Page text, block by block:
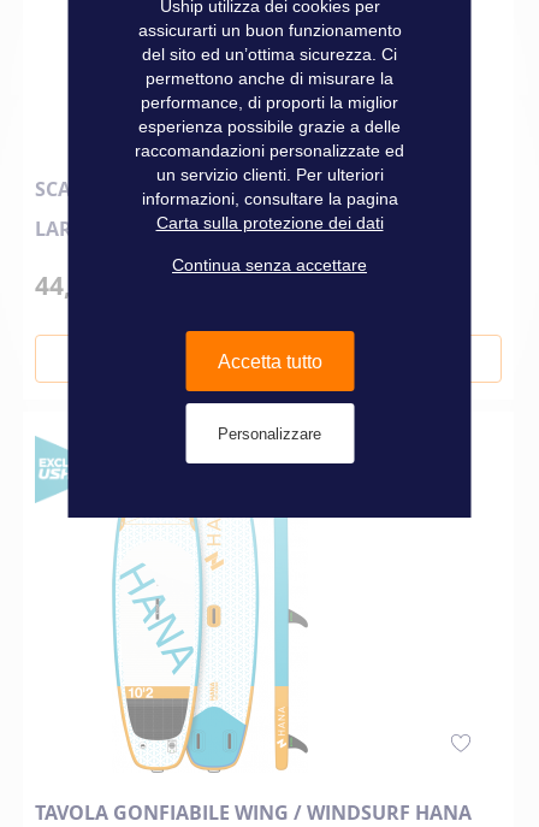
SCATOLA A CHIAVE LUCCHETTO CON CODICE
LARGA
44,90 €
Aggiungi al Carrello
TAVOLA GONFIABILE WING / WINDSURF HANA
Uship utilizza dei cookies per
assicurarti un buon funzionamento
del sito ed un’ottima sicurezza. Ci
permettono anche di misurare la
performance, di proporti la miglior
esperienza possibile grazie a delle
raccomandazioni personalizzate ed
un servizio clienti. Per ulteriori
informazioni, consultare la pagina
Carta sulla protezione dei dati
Continua senza accettare
Accetta tutto
Personalizzare